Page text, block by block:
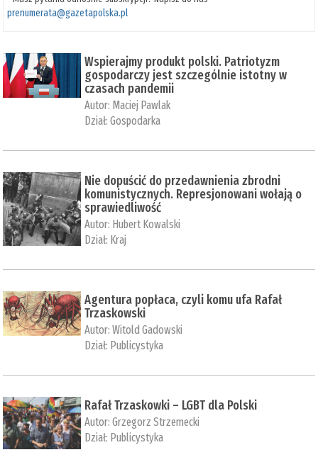
prenumerata@gazetapolska.pl
Wspierajmy produkt polski. Patriotyzm
gospodarczy jest szczególnie istotny w
czasach pandemii
Autor: Maciej Pawlak
Dział:Gospodarka
Nie dopuścić do przedawnienia zbrodni
komunistycznych. Represjonowani wołają o
sprawiedliwość
Autor: Hubert Kowalski
Dział: Kraj
Agentura popłaca, czyli komu ufa Rafał
Trzaskowski
Autor:Witold Gadowski
Dział: Publicystyka
Rafał Trzaskowki – LGBT dla Polski
Autor:Grzegorz Strzemecki
Dział: Publicystyka